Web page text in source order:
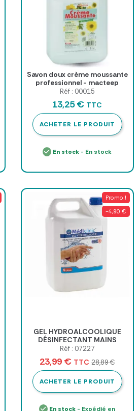
Savon doux crème moussante
professionnel - macteep
Réf : 00015
13,25 € TTC
ACHETER LE PRODUIT
En stock - En stock
Promo !
-4,90 €
GEL HYDROALCOOLIQUE
DÉSINFECTANT MAINS
MÉDICLINIC - bidon de 5 l
Réf : 07227
23,99 € TTC 28,89 €
ACHETER LE PRODUIT
En stock - Expédié en